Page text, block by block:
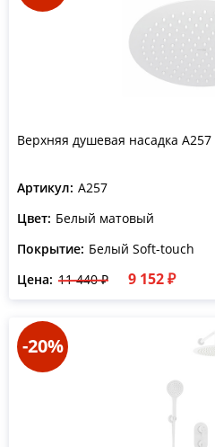
Верхняя душевая насадка A257
Артикул: A257
Цвет: Белый матовый
Покрытие: Белый Soft-touch
Цена: 11 440 ₽ 9 152 ₽
-20%